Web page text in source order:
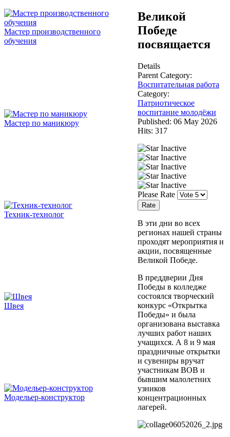
Мастер производственного
обучения
Мастер по маникюру
Техник-технолог
Швея
Модельер-конструктор
Великой
Победе
посвящается
Details
Parent Category:
Воспитательная работа
Category:
Патриотическое
воспитание молодёжи
Published: 06 May 2026
Hits: 317
Please Rate
В эти дни во всех
регионах нашей страны
проходят мероприятия и
акции, посвященные
Великой Победе.
В преддверии Дня
Победы в колледже
состоялся творческий
конкурс «Открытка
Победы» и была
организована выставка
лучших работ наших
учащихся. А 8 и 9 мая
праздничные открытки
и сувениры вручат
участникам ВОВ и
бывшим малолетних
узников
концентрационных
лагерей.